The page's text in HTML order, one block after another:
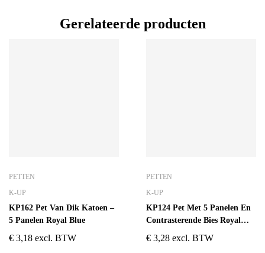
Gerelateerde producten
PETTEN
K-UP
KP162 Pet Van Dik Katoen –
5 Panelen Royal Blue
€ 3,18 excl. BTW
PETTEN
K-UP
KP124 Pet Met 5 Panelen En
Contrasterende Bies Royal
Blue/White
€ 3,28 excl. BTW